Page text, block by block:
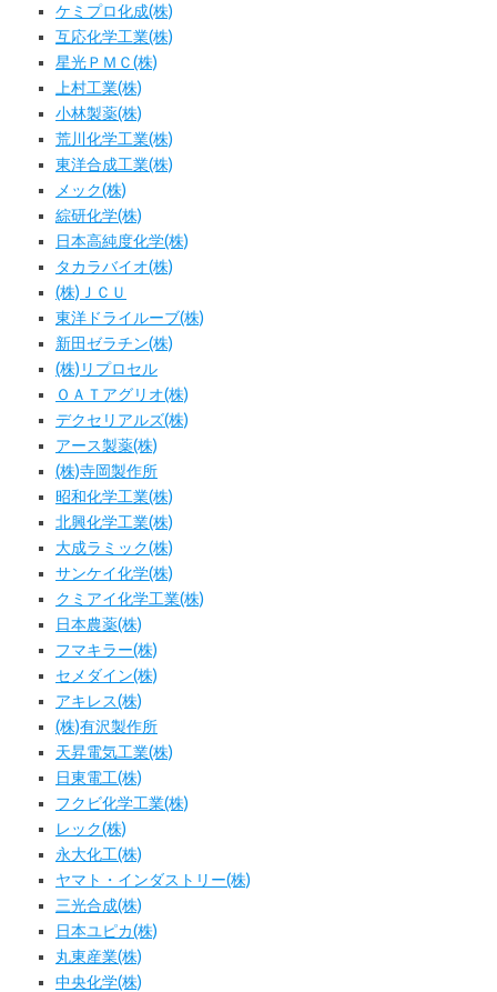
ケミプロ化成(株)
互応化学工業(株)
星光ＰＭＣ(株)
上村工業(株)
小林製薬(株)
荒川化学工業(株)
東洋合成工業(株)
メック(株)
綜研化学(株)
日本高純度化学(株)
タカラバイオ(株)
(株)ＪＣＵ
東洋ドライルーブ(株)
新田ゼラチン(株)
(株)リプロセル
ＯＡＴアグリオ(株)
デクセリアルズ(株)
アース製薬(株)
(株)寺岡製作所
昭和化学工業(株)
北興化学工業(株)
大成ラミック(株)
サンケイ化学(株)
クミアイ化学工業(株)
日本農薬(株)
フマキラー(株)
セメダイン(株)
アキレス(株)
(株)有沢製作所
天昇電気工業(株)
日東電工(株)
フクビ化学工業(株)
レック(株)
永大化工(株)
ヤマト・インダストリー(株)
三光合成(株)
日本ユピカ(株)
丸東産業(株)
中央化学(株)